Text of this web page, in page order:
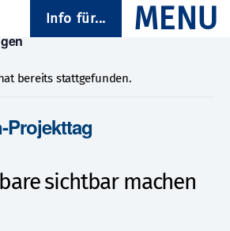
Info für...
bereits stattgefunden.
Projekttag
sichtbar machen